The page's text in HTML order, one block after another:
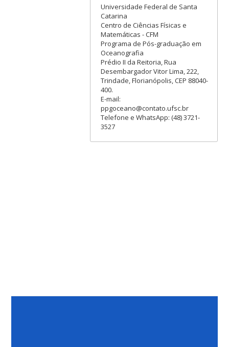
Universidade Federal de Santa
Catarina
Centro de Ciências Físicas e
Matemáticas - CFM
Programa de Pós-graduação em
Oceanografia
Prédio II da Reitoria, Rua
Desembargador Vitor Lima, 222,
Trindade, Florianópolis, CEP 88040-
400.
E-mail:
ppgoceano@contato.ufsc.br
Telefone e WhatsApp: (48) 3721-
3527